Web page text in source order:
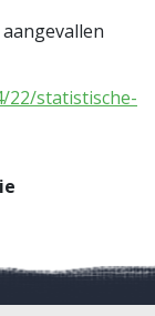
22/statistische-